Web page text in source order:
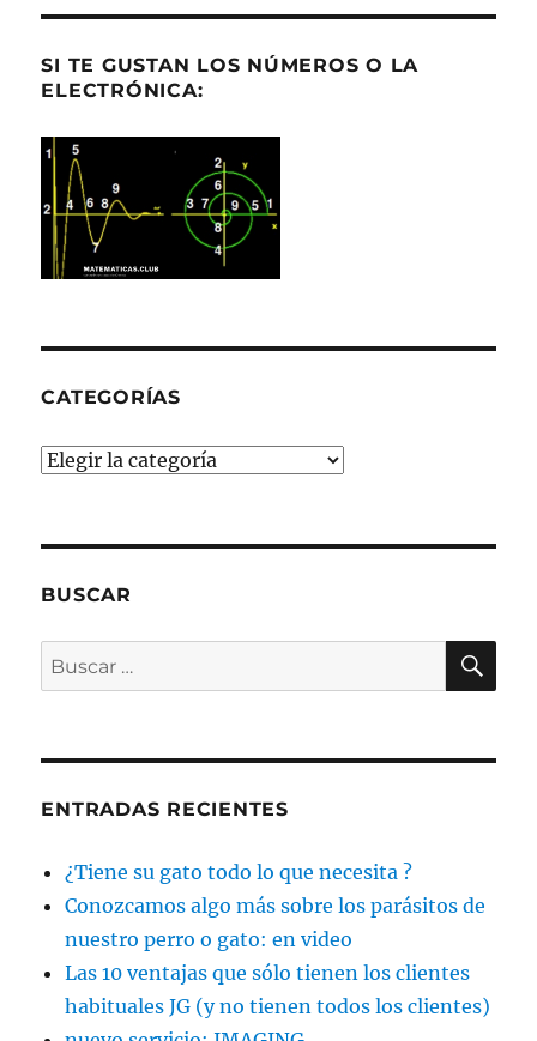
SI TE GUSTAN LOS NÚMEROS O LA
ELECTRÓNICA:
CATEGORÍAS
Categorías
BUSCAR
Buscar
por:
ENTRADAS RECIENTES
¿Tiene su gato todo lo que necesita ?
Conozcamos algo más sobre los parásitos de
nuestro perro o gato: en video
Las 10 ventajas que sólo tienen los clientes
habituales JG (y no tienen todos los clientes)